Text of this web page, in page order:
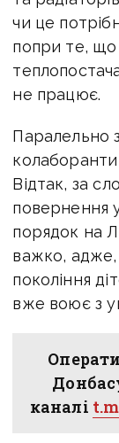
чи це
попри те,
не працює.
Паралельно
Відтак, за
повернення
порядок на
важко, адже,
покоління
вже воює з
каналі